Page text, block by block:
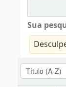
Sua